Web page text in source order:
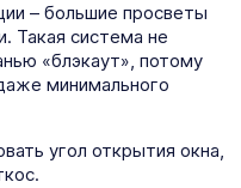
– большие просветы
Такая система не
«блэкаут», потому
минимального
угол открытия окна,